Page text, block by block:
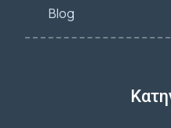
Blog